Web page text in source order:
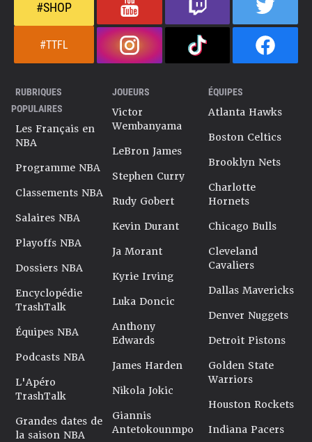
#SHOP
#TTFL
RUBRIQUES
POPULAIRES
Les Français en
NBA
Programme NBA
Classements NBA
Salaires NBA
Playoffs NBA
Dossiers NBA
Encyclopédie
TrashTalk
Équipes NBA
Podcasts NBA
L'Apéro
TrashTalk
Grandes dates de
la saison NBA
JOUEURS
Victor
Wembanyama
LeBron James
Stephen Curry
Rudy Gobert
Kevin Durant
Ja Morant
Kyrie Irving
Luka Doncic
Anthony
Edwards
James Harden
Nikola Jokic
Giannis
Antetokounmpo
ÉQUIPES
Atlanta Hawks
Boston Celtics
Brooklyn Nets
Charlotte
Hornets
Chicago Bulls
Cleveland
Cavaliers
Dallas Mavericks
Denver Nuggets
Detroit Pistons
Golden State
Warriors
Houston Rockets
Indiana Pacers